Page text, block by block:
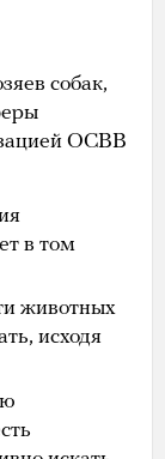
собак,
ОСВВ
в том
животных
исходя